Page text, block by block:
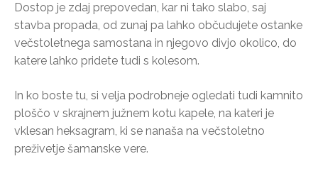
Dostop je zdaj prepovedan, kar ni tako slabo, saj
stavba propada, od zunaj pa lahko občudujete ostanke
večstoletnega samostana in njegovo divjo okolico, do
katere lahko pridete tudi s kolesom.
In ko boste tu, si velja podrobneje ogledati tudi kamnito
ploščo v skrajnem južnem kotu kapele, na kateri je
vklesan heksagram, ki se nanaša na večstoletno
preživetje šamanske vere.